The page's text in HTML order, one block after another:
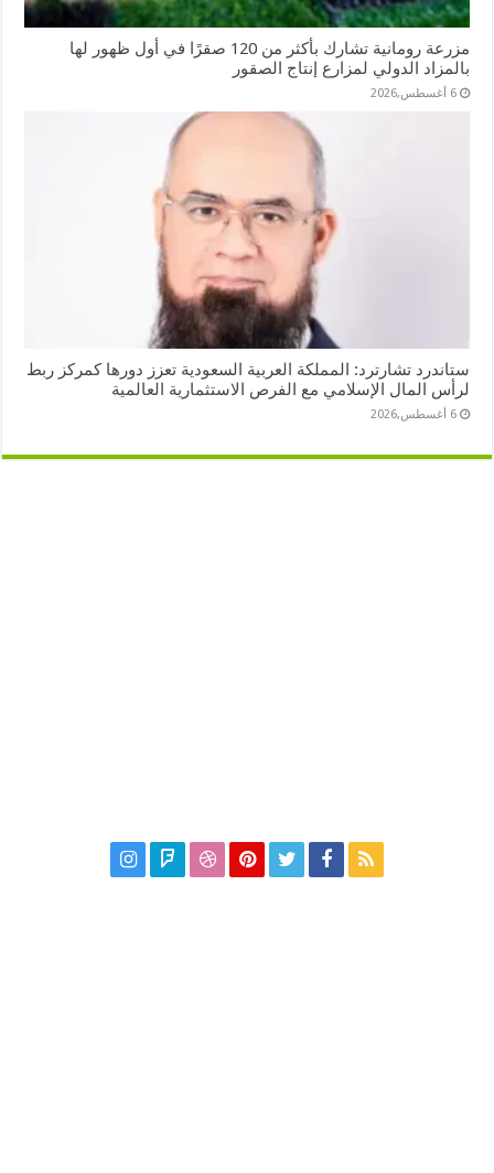
مزرعة رومانية تشارك بأكثر من 120 صقرًا في أول ظهور لها
بالمزاد الدولي لمزارع إنتاج الصقور
6 أغسطس,2026
ستاندرد تشارترد: المملكة العربية السعودية تعزز دورها كمركز ربط
لرأس المال الإسلامي مع الفرص الاستثمارية العالمية
6 أغسطس,2026